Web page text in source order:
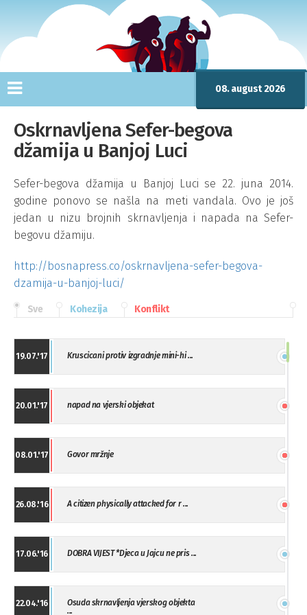
08. august 2026
Oskrnavljena Sefer-begova
džamija u Banjoj Luci
Sefer-begova džamija u Banjoj Luci se 22. juna 2014.
godine ponovo se našla na meti vandala. Ovo je još
jedan u nizu brojnih skrnavljenja i napada na Sefer-
begovu džamiju.
http://bosnapress.co/oskrnavljena-sefer-begova-
dzamija-u-banjoj-luci/
Sve Kohezija Konflikt
19.07.'17 Kruscicani protiv izgradnje mini-hi ...
20.01.'17 napad na vjerski objekat
08.01.'17 Govor mržnje
26.08.'16 A citizen physically attacked for r ...
17.06.'16 DOBRA VIJEST *Djeca u Jajcu ne pris ...
22.04.'16
Osuda skrnavljenja vjerskog objekta
...